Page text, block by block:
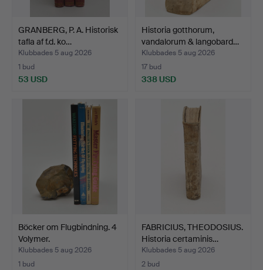
GRANBERG, P. A. Historisk
tafla af f.d. ko…
Klubbades 5 aug 2026
1 bud
53 USD
Historia gotthorum,
vandalorum & langobard…
Klubbades 5 aug 2026
17 bud
338 USD
Böcker om Flugbindning. 4
Volymer.
Klubbades 5 aug 2026
1 bud
FABRICIUS, THEODOSIUS.
Historia certaminis…
Klubbades 5 aug 2026
2 bud